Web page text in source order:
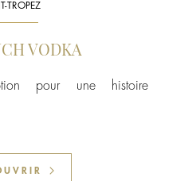
TROPEZ
VODKA
pour une histoire